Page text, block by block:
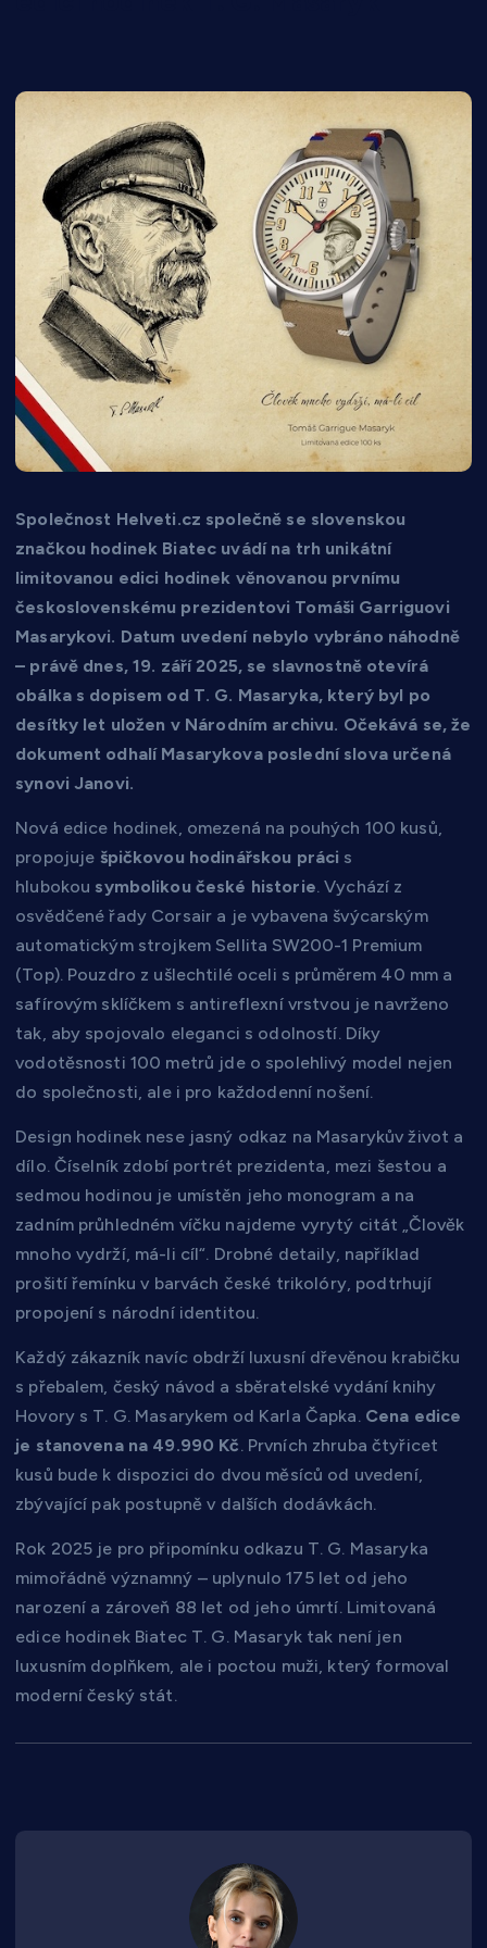
Společnost Helveti.cz společně se slovenskou
značkou hodinek Biatec uvádí na trh unikátní
limitovanou edici hodinek věnovanou prvnímu
československému prezidentovi Tomáši Garriguovi
Masarykovi. Datum uvedení nebylo vybráno náhodně
– právě dnes, 19. září 2025, se slavnostně otevírá
obálka s dopisem od T. G. Masaryka, který byl po
desítky let uložen v Národním archivu. Očekává se, že
dokument odhalí Masarykova poslední slova určená
synovi Janovi.
Nová edice hodinek, omezená na pouhých 100 kusů,
propojuje špičkovou hodinářskou práci s
hlubokou symbolikou české historie. Vychází z
osvědčené řady Corsair a je vybavena švýcarským
automatickým strojkem Sellita SW200-1 Premium
(Top). Pouzdro z ušlechtilé oceli s průměrem 40 mm a
safírovým sklíčkem s antireflexní vrstvou je navrženo
tak, aby spojovalo eleganci s odolností. Díky
vodotěsnosti 100 metrů jde o spolehlivý model nejen
do společnosti, ale i pro každodenní nošení.
Design hodinek nese jasný odkaz na Masarykův život a
dílo. Číselník zdobí portrét prezidenta, mezi šestou a
sedmou hodinou je umístěn jeho monogram a na
zadním průhledném víčku najdeme vyrytý citát „Člověk
mnoho vydrží, má-li cíl“. Drobné detaily, například
prošití řemínku v barvách české trikolóry, podtrhují
propojení s národní identitou.
Každý zákazník navíc obdrží luxusní dřevěnou krabičku
s přebalem, český návod a sběratelské vydání knihy
Hovory s T. G. Masarykem od Karla Čapka. Cena edice
je stanovena na 49.990 Kč. Prvních zhruba čtyřicet
kusů bude k dispozici do dvou měsíců od uvedení,
zbývající pak postupně v dalších dodávkách.
Rok 2025 je pro připomínku odkazu T. G. Masaryka
mimořádně významný – uplynulo 175 let od jeho
narození a zároveň 88 let od jeho úmrtí. Limitovaná
edice hodinek Biatec T. G. Masaryk tak není jen
luxusním doplňkem, ale i poctou muži, který formoval
moderní český stát.